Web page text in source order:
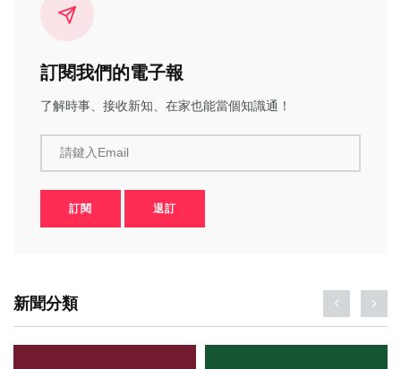
訂閱我們的電子報
了解時事、接收新知、在家也能當個知識通！
請鍵入Email
訂閱 退訂
新聞分類